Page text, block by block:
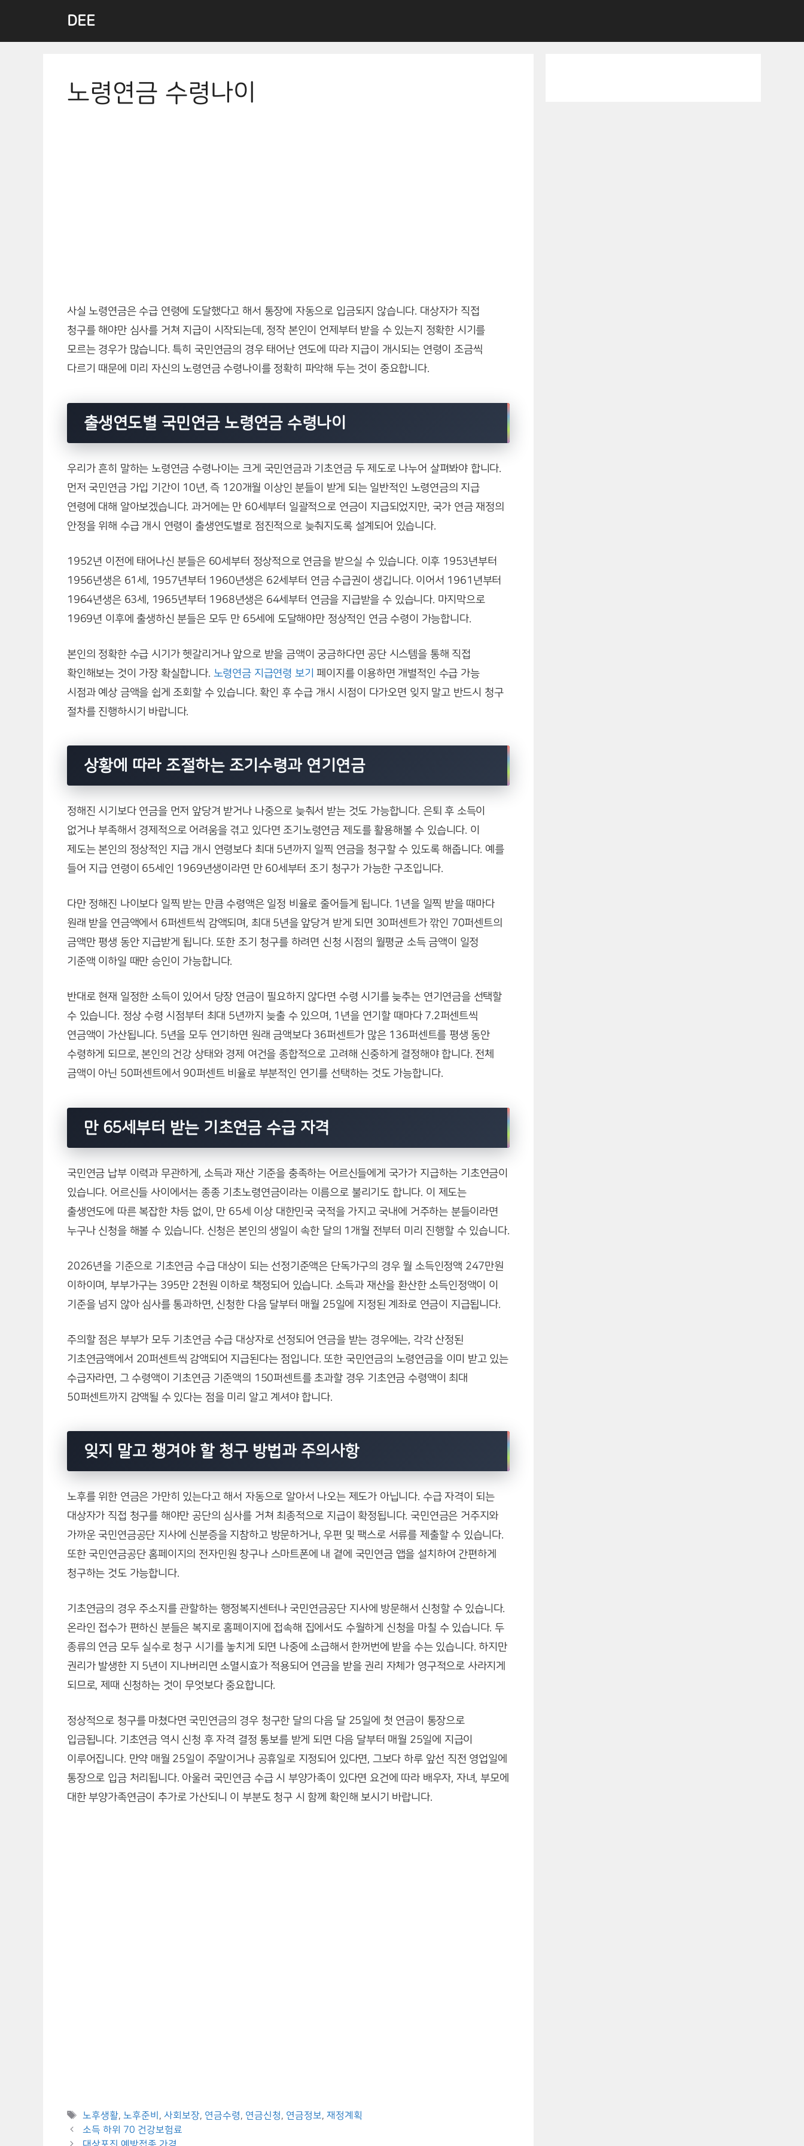
content
DEE
노령연금 수령나이
사실 노령연금은 수급 연령에 도달했다고 해서 통장에 자동으로 입금되지 않습니다. 대상자가 직접
청구를 해야만 심사를 거쳐 지급이 시작되는데, 정작 본인이 언제부터 받을 수 있는지 정확한 시기를
모르는 경우가 많습니다. 특히 국민연금의 경우 태어난 연도에 따라 지급이 개시되는 연령이 조금씩
다르기 때문에 미리 자신의 노령연금 수령나이를 정확히 파악해 두는 것이 중요합니다.
출생연도별 국민연금 노령연금 수령나이
우리가 흔히 말하는 노령연금 수령나이는 크게 국민연금과 기초연금 두 제도로 나누어 살펴봐야 합니다.
먼저 국민연금 가입 기간이 10년, 즉 120개월 이상인 분들이 받게 되는 일반적인 노령연금의 지급
연령에 대해 알아보겠습니다. 과거에는 만 60세부터 일괄적으로 연금이 지급되었지만, 국가 연금 재정의
안정을 위해 수급 개시 연령이 출생연도별로 점진적으로 늦춰지도록 설계되어 있습니다.
1952년 이전에 태어나신 분들은 60세부터 정상적으로 연금을 받으실 수 있습니다. 이후 1953년부터
1956년생은 61세, 1957년부터 1960년생은 62세부터 연금 수급권이 생깁니다. 이어서 1961년부터
1964년생은 63세, 1965년부터 1968년생은 64세부터 연금을 지급받을 수 있습니다. 마지막으로
1969년 이후에 출생하신 분들은 모두 만 65세에 도달해야만 정상적인 연금 수령이 가능합니다.
본인의 정확한 수급 시기가 헷갈리거나 앞으로 받을 금액이 궁금하다면 공단 시스템을 통해 직접
확인해보는 것이 가장 확실합니다. 노령연금 지급연령 보기 페이지를 이용하면 개별적인 수급 가능
시점과 예상 금액을 쉽게 조회할 수 있습니다. 확인 후 수급 개시 시점이 다가오면 잊지 말고 반드시 청구
절차를 진행하시기 바랍니다.
상황에 따라 조절하는 조기수령과 연기연금
정해진 시기보다 연금을 먼저 앞당겨 받거나 나중으로 늦춰서 받는 것도 가능합니다. 은퇴 후 소득이
없거나 부족해서 경제적으로 어려움을 겪고 있다면 조기노령연금 제도를 활용해볼 수 있습니다. 이
제도는 본인의 정상적인 지급 개시 연령보다 최대 5년까지 일찍 연금을 청구할 수 있도록 해줍니다. 예를
들어 지급 연령이 65세인 1969년생이라면 만 60세부터 조기 청구가 가능한 구조입니다.
다만 정해진 나이보다 일찍 받는 만큼 수령액은 일정 비율로 줄어들게 됩니다. 1년을 일찍 받을 때마다
원래 받을 연금액에서 6퍼센트씩 감액되며, 최대 5년을 앞당겨 받게 되면 30퍼센트가 깎인 70퍼센트의
금액만 평생 동안 지급받게 됩니다. 또한 조기 청구를 하려면 신청 시점의 월평균 소득 금액이 일정
기준액 이하일 때만 승인이 가능합니다.
반대로 현재 일정한 소득이 있어서 당장 연금이 필요하지 않다면 수령 시기를 늦추는 연기연금을 선택할
수 있습니다. 정상 수령 시점부터 최대 5년까지 늦출 수 있으며, 1년을 연기할 때마다 7.2퍼센트씩
연금액이 가산됩니다. 5년을 모두 연기하면 원래 금액보다 36퍼센트가 많은 136퍼센트를 평생 동안
수령하게 되므로, 본인의 건강 상태와 경제 여건을 종합적으로 고려해 신중하게 결정해야 합니다. 전체
금액이 아닌 50퍼센트에서 90퍼센트 비율로 부분적인 연기를 선택하는 것도 가능합니다.
만 65세부터 받는 기초연금 수급 자격
국민연금 납부 이력과 무관하게, 소득과 재산 기준을 충족하는 어르신들에게 국가가 지급하는 기초연금이
있습니다. 어르신들 사이에서는 종종 기초노령연금이라는 이름으로 불리기도 합니다. 이 제도는
출생연도에 따른 복잡한 차등 없이, 만 65세 이상 대한민국 국적을 가지고 국내에 거주하는 분들이라면
누구나 신청을 해볼 수 있습니다. 신청은 본인의 생일이 속한 달의 1개월 전부터 미리 진행할 수 있습니다.
2026년을 기준으로 기초연금 수급 대상이 되는 선정기준액은 단독가구의 경우 월 소득인정액 247만원
이하이며, 부부가구는 395만 2천원 이하로 책정되어 있습니다. 소득과 재산을 환산한 소득인정액이 이
기준을 넘지 않아 심사를 통과하면, 신청한 다음 달부터 매월 25일에 지정된 계좌로 연금이 지급됩니다.
주의할 점은 부부가 모두 기초연금 수급 대상자로 선정되어 연금을 받는 경우에는, 각각 산정된
기초연금액에서 20퍼센트씩 감액되어 지급된다는 점입니다. 또한 국민연금의 노령연금을 이미 받고 있는
수급자라면, 그 수령액이 기초연금 기준액의 150퍼센트를 초과할 경우 기초연금 수령액이 최대
50퍼센트까지 감액될 수 있다는 점을 미리 알고 계셔야 합니다.
잊지 말고 챙겨야 할 청구 방법과 주의사항
노후를 위한 연금은 가만히 있는다고 해서 자동으로 알아서 나오는 제도가 아닙니다. 수급 자격이 되는
대상자가 직접 청구를 해야만 공단의 심사를 거쳐 최종적으로 지급이 확정됩니다. 국민연금은 거주지와
가까운 국민연금공단 지사에 신분증을 지참하고 방문하거나, 우편 및 팩스로 서류를 제출할 수 있습니다.
또한 국민연금공단 홈페이지의 전자민원 창구나 스마트폰에 내 곁에 국민연금 앱을 설치하여 간편하게
청구하는 것도 가능합니다.
기초연금의 경우 주소지를 관할하는 행정복지센터나 국민연금공단 지사에 방문해서 신청할 수 있습니다.
온라인 접수가 편하신 분들은 복지로 홈페이지에 접속해 집에서도 수월하게 신청을 마칠 수 있습니다. 두
종류의 연금 모두 실수로 청구 시기를 놓치게 되면 나중에 소급해서 한꺼번에 받을 수는 있습니다. 하지만
권리가 발생한 지 5년이 지나버리면 소멸시효가 적용되어 연금을 받을 권리 자체가 영구적으로 사라지게
되므로, 제때 신청하는 것이 무엇보다 중요합니다.
정상적으로 청구를 마쳤다면 국민연금의 경우 청구한 달의 다음 달 25일에 첫 연금이 통장으로
입금됩니다. 기초연금 역시 신청 후 자격 결정 통보를 받게 되면 다음 달부터 매월 25일에 지급이
이루어집니다. 만약 매월 25일이 주말이거나 공휴일로 지정되어 있다면, 그보다 하루 앞선 직전 영업일에
통장으로 입금 처리됩니다. 아울러 국민연금 수급 시 부양가족이 있다면 요건에 따라 배우자, 자녀, 부모에
대한 부양가족연금이 추가로 가산되니 이 부분도 청구 시 함께 확인해 보시기 바랍니다.
Tags
노후생활, 노후준비 , 사회보장, 연금수령, 연금신청, 연금정보, 재정계획
소득 하위 70 건강보험료